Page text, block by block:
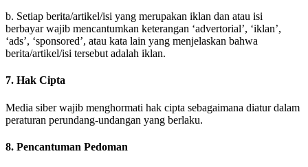
b. Setiap berita/artikel/isi yang merupakan iklan dan atau isi
berbayar wajib mencantumkan keterangan ‘advertorial’, ‘iklan’,
‘ads’, ‘sponsored’, atau kata lain yang menjelaskan bahwa
berita/artikel/isi tersebut adalah iklan.
7. Hak Cipta
Media siber wajib menghormati hak cipta sebagaimana diatur dalam
peraturan perundang-undangan yang berlaku.
8. Pencantuman Pedoman